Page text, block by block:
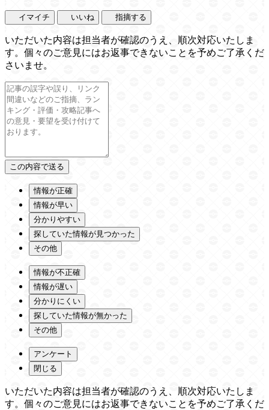
イマイチ いいね 指摘する
いただいた内容は担当者が確認のうえ、順次対応いたしま
す。個々のご意見にはお返事できないことを予めご了承くだ
さいませ。
情報が正確
情報が早い
分かりやすい
探していた情報が見つかった
その他
情報が不正確
情報が遅い
分かりにくい
探していた情報が無かった
その他
アンケート
閉じる
いただいた内容は担当者が確認のうえ、順次対応いたしま
す。個々のご意見にはお返事できないことを予めご了承くだ